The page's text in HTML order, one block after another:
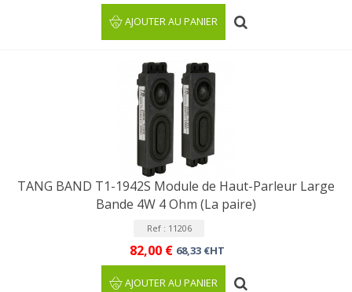
AJOUTER AU PANIER
TANG BAND T1-1942S Module de Haut-Parleur Large
Bande 4W 4 Ohm (La paire)
Ref : 11206
82,00 € 68,33 €HT
AJOUTER AU PANIER